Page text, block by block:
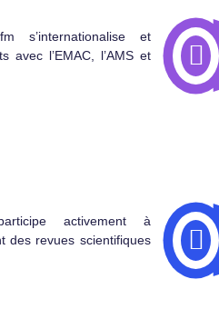
s’internationalise et
avec l’EMAC, l’AMS et
activement à
des revues scientifiques